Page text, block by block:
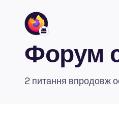
Форум
2 питання впродовж